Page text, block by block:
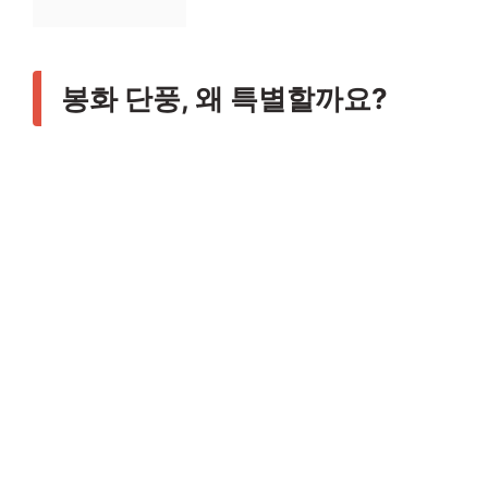
봉화 단풍, 왜 특별할까요?